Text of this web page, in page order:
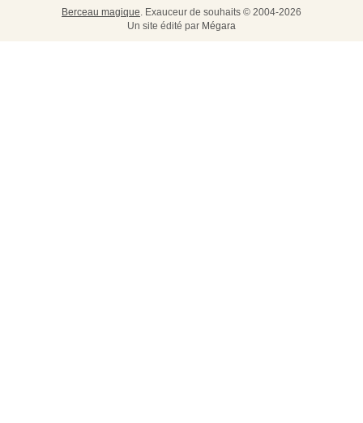
Berceau magique Exauceur de souhaits © 2004-2026
Un site édité par Mégara